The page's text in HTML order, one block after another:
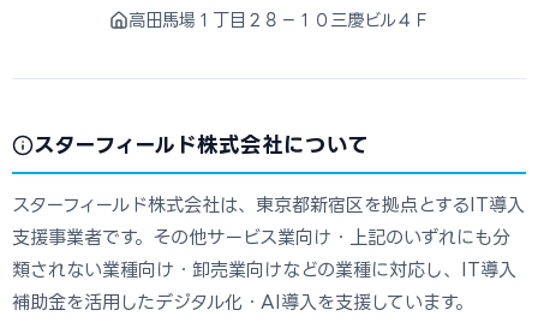
高田馬場１丁目２８－１０三慶ビル４Ｆ
スターフィールド株式会社について
スターフィールド株式会社は、東京都新宿区を拠点とするIT導入
支援事業者です。その他サービス業向け・上記のいずれにも分
類されない業種向け・卸売業向けなどの業種に対応し、IT導入
補助金を活用したデジタル化・AI導入を支援しています。